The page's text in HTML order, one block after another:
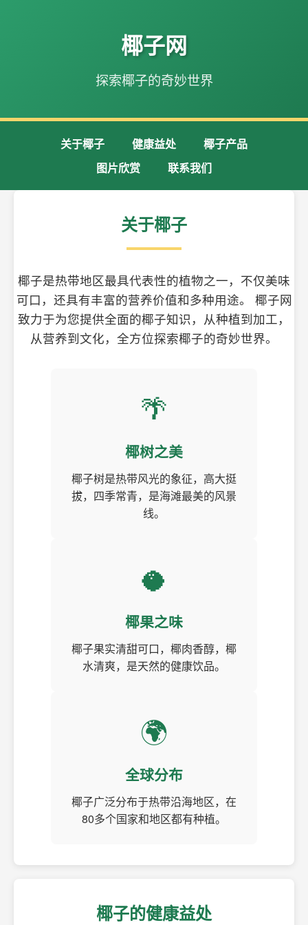
椰子网
探索椰子的奇妙世界
关于椰子 健康益处
椰子产品
图片欣赏
联系我们
关于椰子
椰子是热带地区最具代表性的植物之一，不仅美味
可口，还具有丰富的营养价值和多种用途。 椰子网
致力于为您提供全面的椰子知识，从种植到加工，
从营养到文化，全方位探索椰子的奇妙世界。
🌴
椰树之美
椰子树是热带风光的象征，高大挺
拔，四季常青，是海滩最美的风景
线。
🥥
椰果之味
椰子果实清甜可口，椰肉香醇，椰
水清爽，是天然的健康饮品。
🌍
全球分布
椰子广泛分布于热带沿海地区，在
80多个国家和地区都有种植。
椰子的健康益处